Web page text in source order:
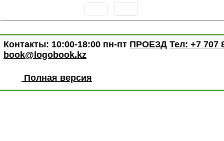
Контакты: 10:00-18:00 пн-пт ПРОЕЗД Тел: +7 707
book@logobook.kz
Полная версия